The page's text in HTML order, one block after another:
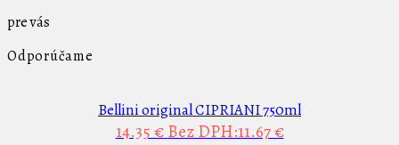
pre vás
Odporúčame
Bellini original CIPRIANI 750ml
14.35 € Bez DPH:11.67 €